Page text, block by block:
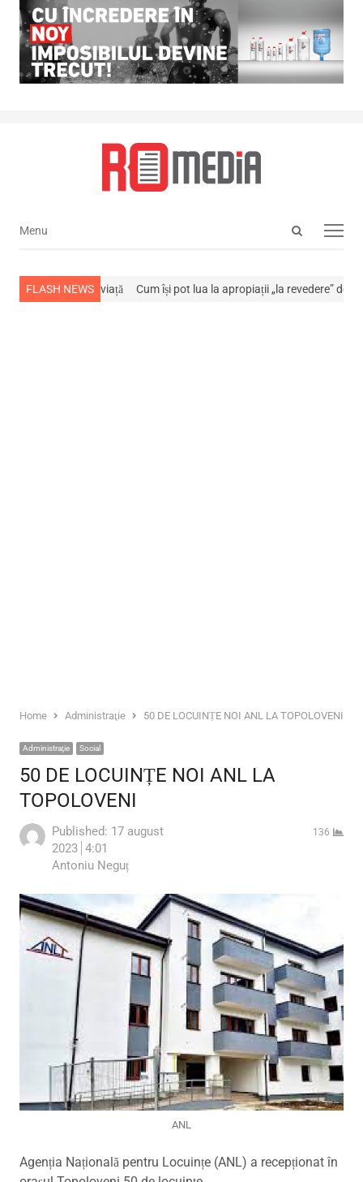
Open
Menu
Menu
FLASH NEWS
s-a stins din viață Cum își pot lua la apropiații „la revedere” de la…
Home Administraţie 50 DE LOCUINȚE NOI ANL LA TOPOLOVENI
Administraţie Social
50 DE LOCUINȚE NOI ANL LA
TOPOLOVENI
Published: 17 august
2023 4:01
Author
Antoniu Neguț
136
ANL
Agenția Națională pentru Locuințe (ANL) a recepționat în